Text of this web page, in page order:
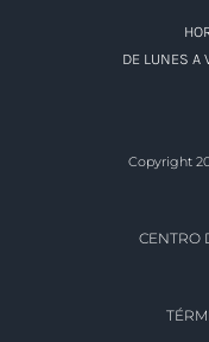
DE LUNES A
Copyright
CENTRO